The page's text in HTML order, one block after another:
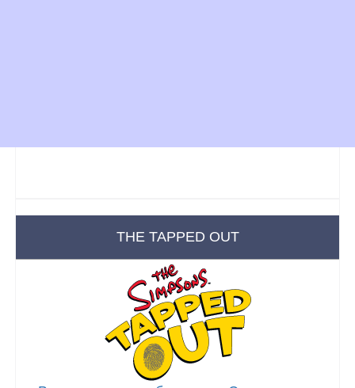
THE TAPPED OUT